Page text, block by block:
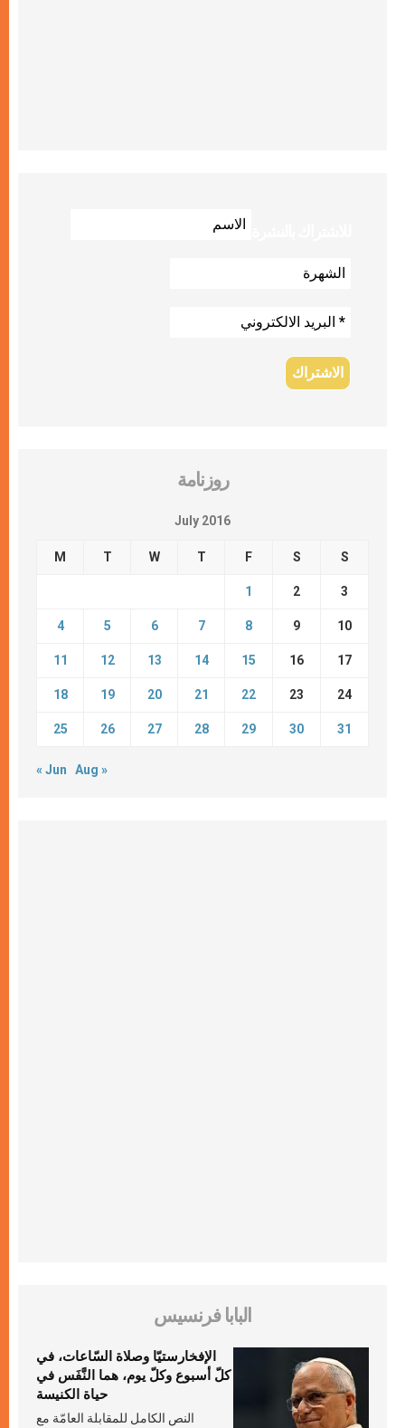
روزنامة
July 2016
M T W T F S S
1 2 3
4 5 6 7 8 9 10
11 12 13 14 15 16 17
18 19 20 21 22 23 24
25 26 27 28 29 30 31
« Jun Aug »
البابا فرنسيس
الإفخارستيّا وصلاة السّاعات، في
كلّ أسبوع وكلّ يوم، هما النَّفَس في
حياة الكنيسة
النص الكامل للمقابلة العامّة مع